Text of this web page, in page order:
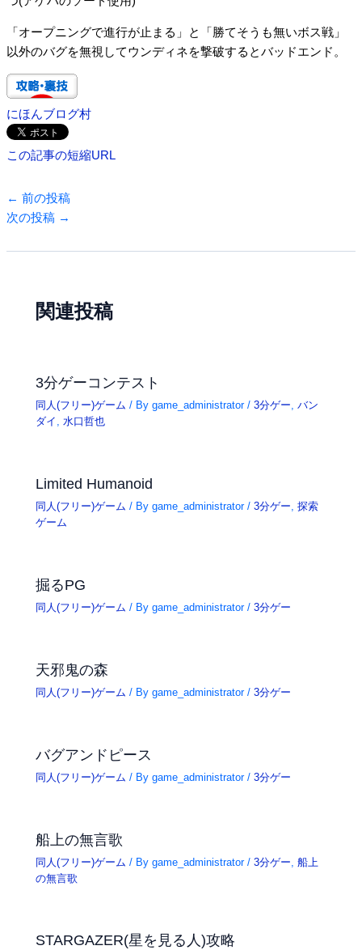
「オープニングで進行が止まる」と「勝てそうも無いボス戦」
以外のバグを無視してウンディネを撃破するとバッドエンド。
にほんブログ村
この記事の短縮URL
← 前の投稿
次の投稿 →
関連投稿
3分ゲーコンテスト
同人(フリー)ゲーム / Bygame_administrator/3分ゲー,バン
ダイ ,水口哲也
Limited Humanoid
同人(フリー)ゲーム / Bygame_administrator/3分ゲー ,探索
ゲーム
掘るPG
同人(フリー)ゲーム / Bygame_administrator/3分ゲー
天邪鬼の森
同人(フリー)ゲーム / Bygame_administrator/3分ゲー
バグアンドピース
同人(フリー)ゲーム / Bygame_administrator/3分ゲー
船上の無言歌
同人(フリー)ゲーム / Bygame_administrator/3分ゲー ,船上
の無言歌
STARGAZER(星を見る人)攻略